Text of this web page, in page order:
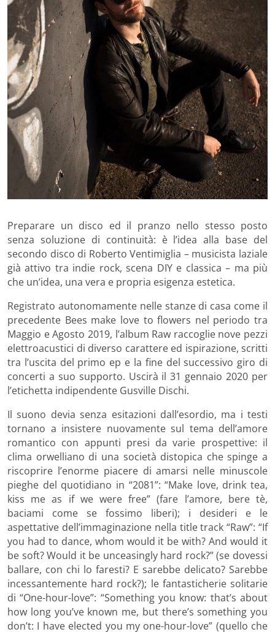
Preparare un disco ed il pranzo nello stesso posto
senza soluzione di continuità: è l’idea alla base del
secondo disco di Roberto Ventimiglia – musicista laziale
già attivo tra indie rock, scena DIY e classica – ma più
che un’idea, una vera e propria esigenza estetica.
Registrato autonomamente nelle stanze di casa come il
precedente Bees make love to flowers nel periodo tra
Maggio e Agosto 2019, l’album Raw raccoglie nove pezzi
elettroacustici di diverso carattere ed ispirazione, scritti
tra l’uscita del primo ep e la fine del successivo giro di
concerti a suo supporto. Uscirà il 31 gennaio 2020 per
l’etichetta indipendente Gusville Dischi.
Il suono devia senza esitazioni dall’esordio, ma i testi
tornano a insistere nuovamente sul tema dell’amore
romantico con appunti presi da varie prospettive: il
clima orwelliano di una società distopica che spinge a
riscoprire l’enorme piacere di amarsi nelle minuscole
pieghe del quotidiano in “2081”: “Make love, drink tea,
kiss me as if we were free” (fare l’amore, bere tè,
baciami come se fossimo liberi); i desideri e le
aspettative dell’immaginazione nella title track “Raw”: “If
you had to dance, whom would it be with? And would it
be soft? Would it be unceasingly hard rock?” (se dovessi
ballare, con chi lo faresti? E sarebbe delicato? Sarebbe
incessantemente hard rock?); le fantasticherie solitarie
di “One-hour-love”: “Something you know: that’s about
how long you’ve known me, but there’s something you
don’t: I have elected you my one-hour-love” (quello che